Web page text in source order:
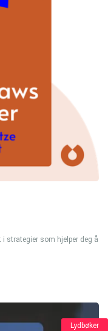
i strategier som hjelper deg å
Lydbøker